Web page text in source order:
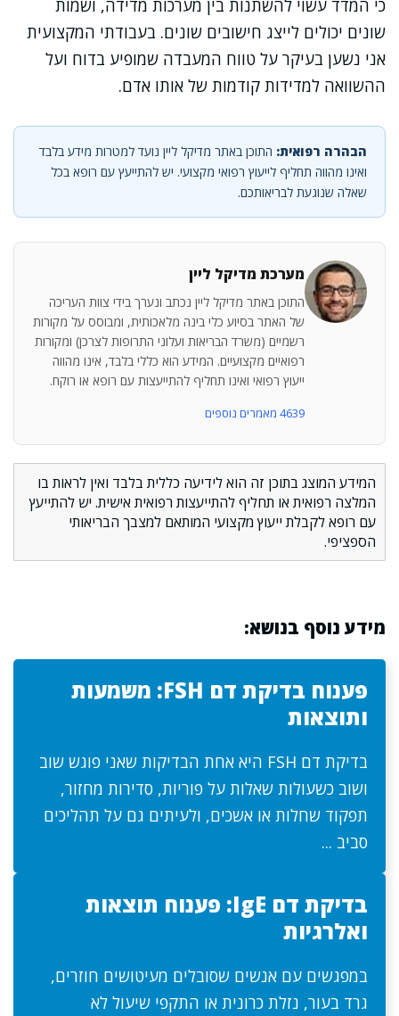
כי המדד עשוי להשתנות בין מערכות מדידה, ושמות
שונים יכולים לייצג חישובים שונים. בעבודתי המקצועית
אני נשען בעיקר על טווח המעבדה שמופיע בדוח ועל
ההשוואה למדידות קודמות של אותו אדם.
הבהרה רפואית: התוכן באתר מדיקל ליין נועד למטרות מידע בלבד
ואינו מהווה תחליף לייעוץ רפואי מקצועי. יש להתייעץ עם רופא בכל
שאלה שנוגעת לבריאותכם.
מערכת מדיקל ליין
התוכן באתר מדיקל ליין נכתב ונערך בידי צוות העריכה
של האתר בסיוע כלי בינה מלאכותית, ומבוסס על מקורות
רשמיים (משרד הבריאות ועלוני התרופות לצרכן) ומקורות
רפואיים מקצועיים. המידע הוא כללי בלבד, אינו מהווה
ייעוץ רפואי ואינו תחליף להתייעצות עם רופא או רוקח.
4639 מאמרים נוספים
המידע המוצג בתוכן זה הוא לידיעה כללית בלבד ואין לראות בו
המלצה רפואית או תחליף להתייעצות רפואית אישית. יש להתייעץ
עם רופא לקבלת ייעוץ מקצועי המותאם למצבך הבריאותי
הספציפי.
מידע נוסף בנושא:
פענוח בדיקת דם FSH: משמעות
ותוצאות
בדיקת דם FSH היא אחת הבדיקות שאני פוגש שוב
ושוב כשעולות שאלות על פוריות, סדירות מחזור,
תפקוד שחלות או אשכים, ולעיתים גם על תהליכים
סביב ...
בדיקת דם IgE: פענוח תוצאות
ואלרגיות
במפגשים עם אנשים שסובלים מעיטושים חוזרים,
גרד בעור, נזלת כרונית או התקפי שיעול לא